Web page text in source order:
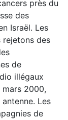
près du
des
Israël. Les
rejetons des
de
illégaux
mars 2000,
Les
de